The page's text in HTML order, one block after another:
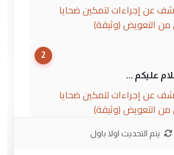
عن إجراءات لتمكين ضحايا
من التعويض (وثيقة)
2
عليكم ...
عن إجراءات لتمكين ضحايا
من التعويض (وثيقة)
الكريم حسين
يتم التحديث اولا باول